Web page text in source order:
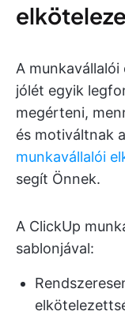
A
jólét egyik
megérteni,
és motiváltnak
munkavállalói
segít Önnek.
A ClickUp
sablonjával: